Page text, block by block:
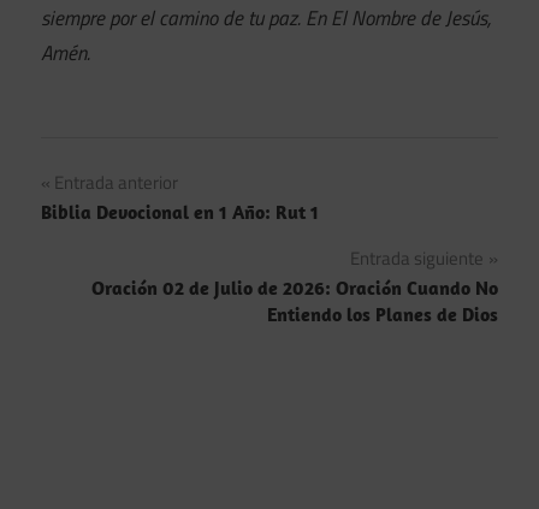
siempre por el camino de tu paz. En El Nombre de Jesús,
Amén.
Navegación
de
entradas
Entrada anterior
Biblia Devocional en 1 Año: Rut 1
Entrada siguiente
Oración 02 de Julio de 2026: Oración Cuando No
Entiendo los Planes de Dios